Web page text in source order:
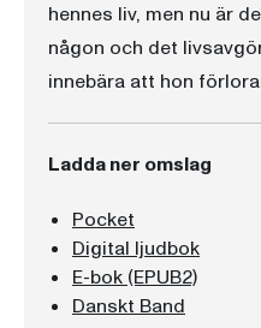
hennes liv, men nu är
någon och det
innebära att hon
Ladda ner omslag
Pocket
Digital ljudbok
E-bok (EPUB2)
Danskt Band